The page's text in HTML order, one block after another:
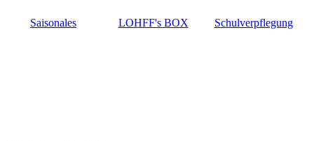
Saisonales LOHFF's BOX Schulverpflegung